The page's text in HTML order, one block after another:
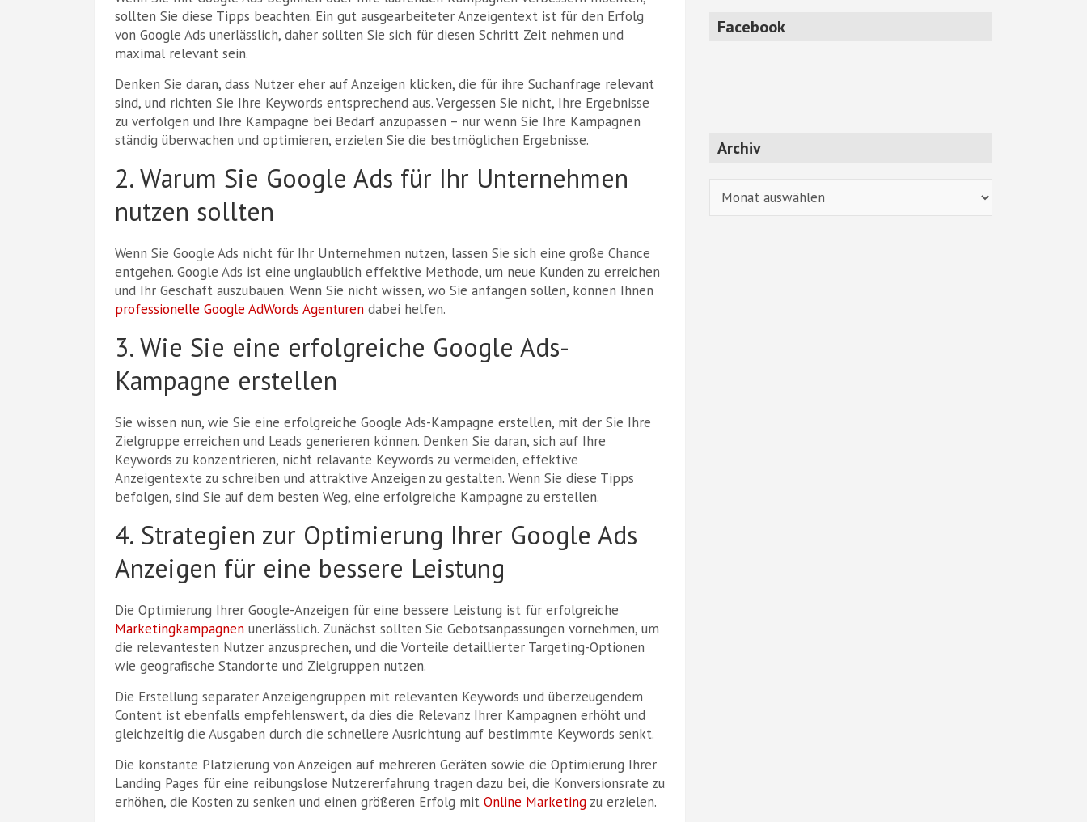
sollten Sie diese Tipps beachten. Ein gut ausgearbeiteter Anzeigentext ist für den Erfolg
von Google Ads unerlässlich, daher sollten Sie sich für diesen Schritt Zeit nehmen und
maximal relevant sein.
Denken Sie daran, dass Nutzer eher auf Anzeigen klicken, die für ihre Suchanfrage relevant
sind, und richten Sie Ihre Keywords entsprechend aus. Vergessen Sie nicht, Ihre Ergebnisse
zu verfolgen und Ihre Kampagne bei Bedarf anzupassen – nur wenn Sie Ihre Kampagnen
ständig überwachen und optimieren, erzielen Sie die bestmöglichen Ergebnisse.
2. Warum Sie Google Ads für Ihr Unternehmen
nutzen sollten
Wenn Sie Google Ads nicht für Ihr Unternehmen nutzen, lassen Sie sich eine große Chance
entgehen. Google Ads ist eine unglaublich effektive Methode, um neue Kunden zu erreichen
und Ihr Geschäft auszubauen. Wenn Sie nicht wissen, wo Sie anfangen sollen, können Ihnen
professionelle Google AdWords Agenturen dabei helfen.
3. Wie Sie eine erfolgreiche Google Ads-
Kampagne erstellen
Sie wissen nun, wie Sie eine erfolgreiche Google Ads-Kampagne erstellen, mit der Sie Ihre
Zielgruppe erreichen und Leads generieren können. Denken Sie daran, sich auf Ihre
Keywords zu konzentrieren, nicht relavante Keywords zu vermeiden, effektive
Anzeigentexte zu schreiben und attraktive Anzeigen zu gestalten. Wenn Sie diese Tipps
befolgen, sind Sie auf dem besten Weg, eine erfolgreiche Kampagne zu erstellen.
4. Strategien zur Optimierung Ihrer Google Ads
Anzeigen für eine bessere Leistung
Die Optimierung Ihrer Google-Anzeigen für eine bessere Leistung ist für erfolgreiche
Marketingkampagnen unerlässlich. Zunächst sollten Sie Gebotsanpassungen vornehmen, um
die relevantesten Nutzer anzusprechen, und die Vorteile detaillierter Targeting-Optionen
wie geografische Standorte und Zielgruppen nutzen.
Die Erstellung separater Anzeigengruppen mit relevanten Keywords und überzeugendem
Content ist ebenfalls empfehlenswert, da dies die Relevanz Ihrer Kampagnen erhöht und
gleichzeitig die Ausgaben durch die schnellere Ausrichtung auf bestimmte Keywords senkt.
Die konstante Platzierung von Anzeigen auf mehreren Geräten sowie die Optimierung Ihrer
Landing Pages für eine reibungslose Nutzererfahrung tragen dazu bei, die Konversionsrate zu
erhöhen, die Kosten zu senken und einen größeren Erfolg mit Online Marketing zu erzielen.
Facebook
Archiv